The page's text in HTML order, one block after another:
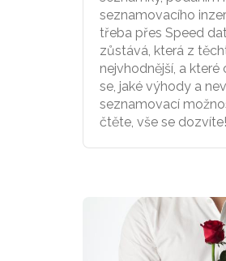
seznamovacího
třeba přes Speed
zůstává, která z
nejvhodnější, a
se, jaké výhody a
seznamovací
čtěte, vše se dozvíte!